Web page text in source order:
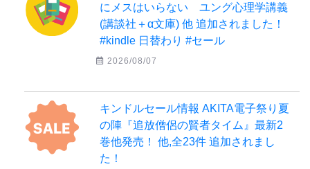
にメスはいらない ユング心理学講義
(講談社＋α文庫) 他 追加されました！
#kindle 日替わり #セール
2026/08/07
キンドルセール情報 AKITA電子祭り夏
の陣『追放僧侶の賢者タイム』最新2
巻他発売！ 他,全23件 追加されまし
た！